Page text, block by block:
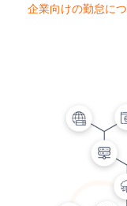
企業向けの勤怠に